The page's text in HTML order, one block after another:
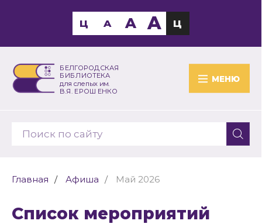
БЕЛГОРОДСКАЯ
БИБЛИОТЕКА
для слепых им.
В.Я. ЕРОШЕНКО
МЕНЮ
Ц A A A Ц
Главная Афиша Май 2026
Список мероприятий